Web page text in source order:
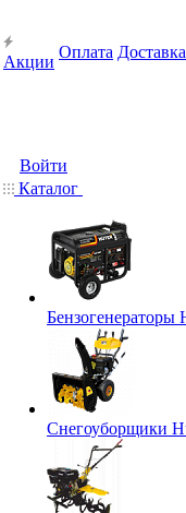
Акции
Оплата Доставка
Войти
Каталог
Бензогенераторы
Снегоуборщики